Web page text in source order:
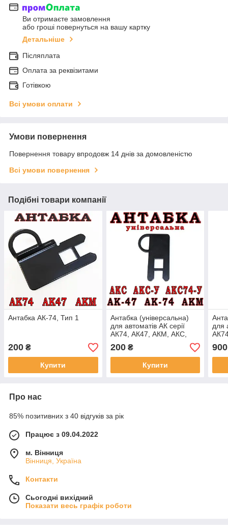
Ви отримаєте замовлення
або гроші повернуться на вашу картку
Детальніше
Післяплата
Оплата за реквізитами
Готівкою
Всі умови оплати
Умови повернення
Повернення товару впродовж 14 днів за домовленістю
Всі умови повернення
Подібні товари компанії
Антабка АК-74, Тип 1
200 ₴
Купити
Антабка (універсальна)
для автоматів АК серії
АК74, АК47, АКМ, АКС,
200₴
Купити
для
-
900
Про нас
85% позитивних з 40 відгуків за рік
Працює з 09.04.2022
м. Вінниця
Вінниця, Україна
Контакти
Сьогодні вихідний
Показати весь графік роботи